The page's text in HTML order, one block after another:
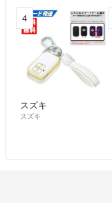
4
スズキ
スズキ